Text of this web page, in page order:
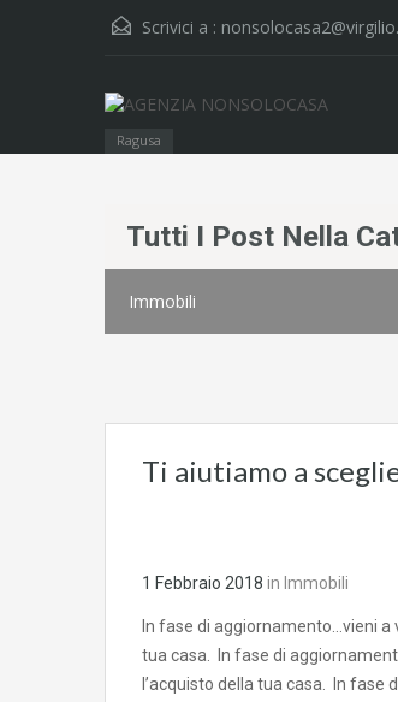
Scrivici a :
Ragusa
Tutti I Post Nella
Immobili
Ti aiutiamo a
1 Febbraio 2018 in Immobili
In fase di aggiornamento…vieni a
tua casa. In fase di
l’acquisto della tua casa. In fase